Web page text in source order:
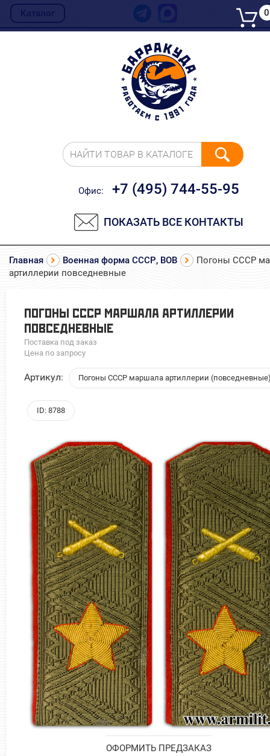
Каталог
НАЙТИ ТОВАР В КАТАЛОГЕ
Офис: +7 (495) 744-55-95
ПОКАЗАТЬ ВСЕ КОНТАКТЫ
0
Главная Военная форма СССР, ВОВ
Погоны СССР
артиллерии повседневные
ПОГОНЫ СССР МАРШАЛА АРТИЛЛЕРИИ
ПОВСЕДНЕВНЫЕ
Поставка под заказ
Цена по запросу
Артикул: Погоны СССР маршала артиллерии
ID: 8788
ОФОРМИТЬ ПРЕДЗАКАЗ